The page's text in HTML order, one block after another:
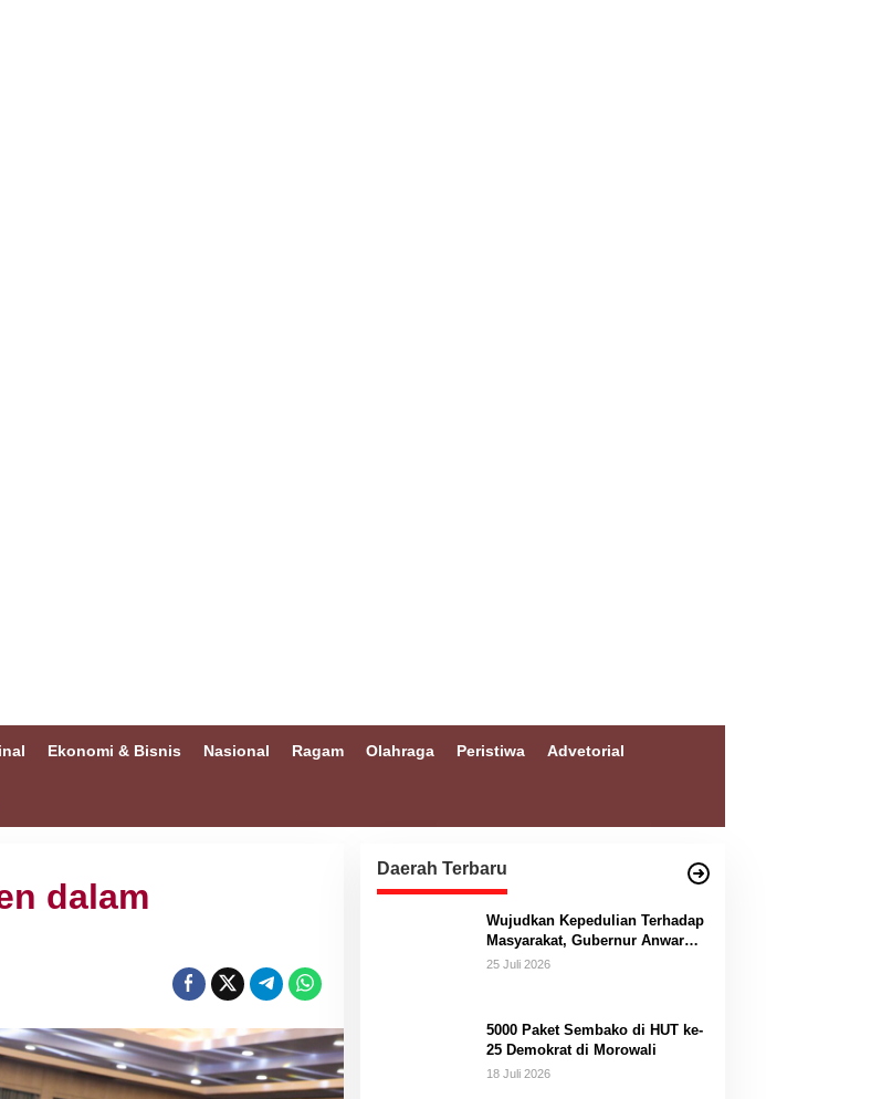
Ekonomi & Bisnis Nasional Ragam Olahraga Peristiwa Advetorial
dalam
Daerah Terbaru
Wujudkan Kepedulian Terhadap
Masyarakat, Gubernur Anwar
Hafid Bangun Jembatan
25 Juli 2026
5000 Paket Sembako di HUT ke-
25 Demokrat di Morowali
18 Juli 2026